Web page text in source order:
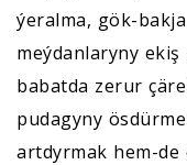
ýeralma, gök-
meýdanlaryny
babatda zerur
pudagyny
artdyrmak hem-